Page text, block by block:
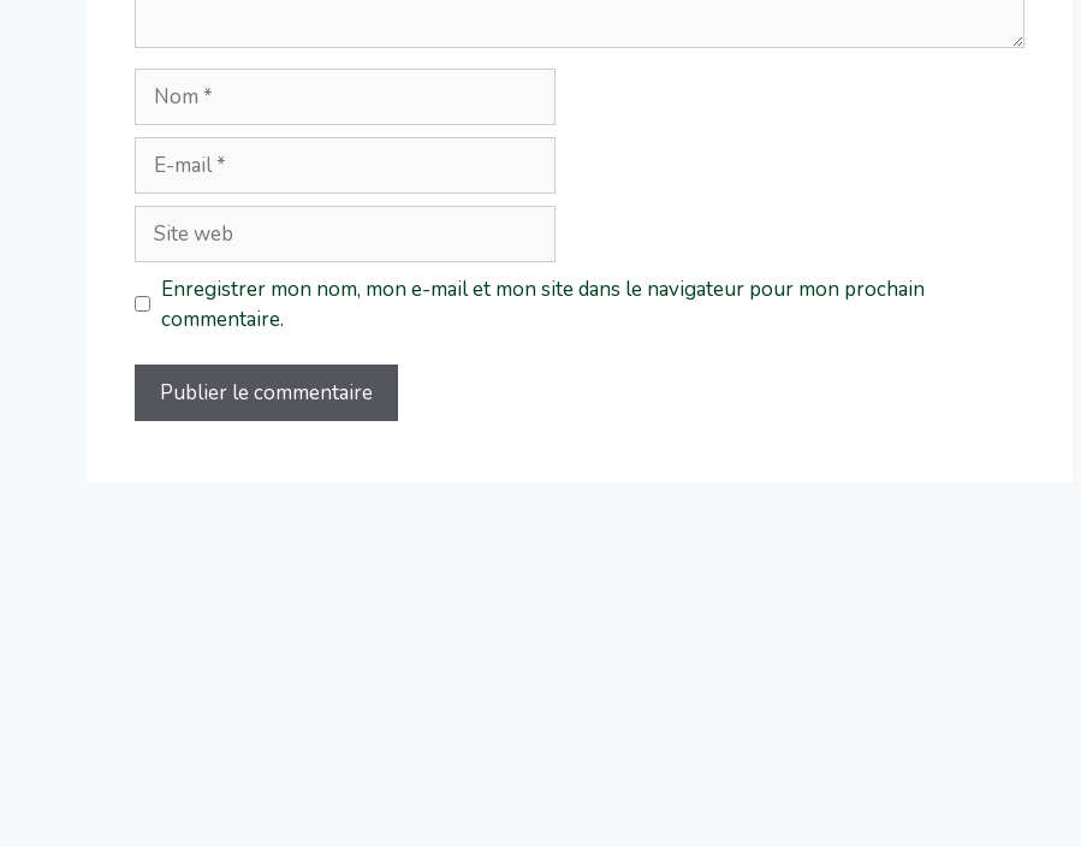
Enregistrer mon nom, mon e-mail et mon site dans le navigateur pour mon prochain
commentaire.